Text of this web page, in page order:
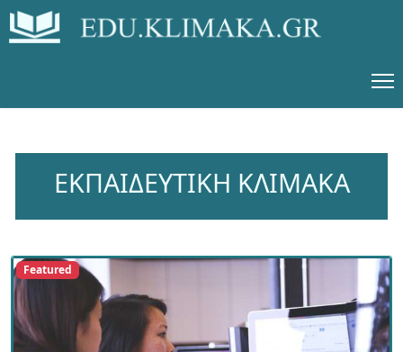
ΕΚΠΑΙΔΕΥΤΙΚΗ ΚΛΙΜΑΚΑ
Featured